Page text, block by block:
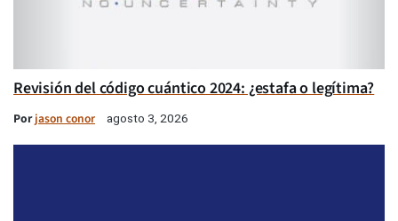
Revisión del código cuántico 2024: ¿estafa o legítima?
Porjason conor agosto 3, 2026